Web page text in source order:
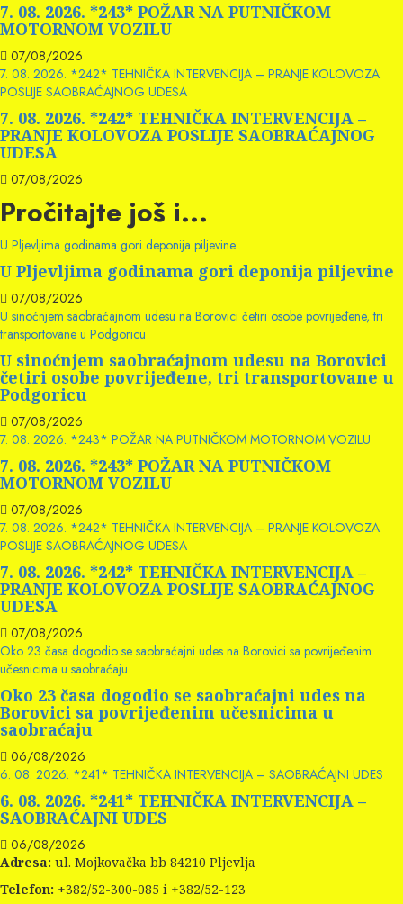
7. 08. 2026. *243* POŽAR NA PUTNIČKOM
MOTORNOM VOZILU
07/08/2026
7. 08. 2026. *242* TEHNIČKA INTERVENCIJA – PRANJE KOLOVOZA
POSLIJE SAOBRAĆAJNOG UDESA
7. 08. 2026. *242* TEHNIČKA INTERVENCIJA –
PRANJE KOLOVOZA POSLIJE SAOBRAĆAJNOG
UDESA
07/08/2026
Pročitajte još i...
U Pljevljima godinama gori deponija piljevine
U Pljevljima godinama gori deponija piljevine
07/08/2026
U sinoćnjem saobraćajnom udesu na Borovici četiri osobe povrijeđene, tri
transportovane u Podgoricu
U sinoćnjem saobraćajnom udesu na Borovici
četiri osobe povrijeđene, tri transportovane u
Podgoricu
07/08/2026
7. 08. 2026. *243* POŽAR NA PUTNIČKOM MOTORNOM VOZILU
7. 08. 2026. *243* POŽAR NA PUTNIČKOM
MOTORNOM VOZILU
07/08/2026
7. 08. 2026. *242* TEHNIČKA INTERVENCIJA – PRANJE KOLOVOZA
POSLIJE SAOBRAĆAJNOG UDESA
7. 08. 2026. *242* TEHNIČKA INTERVENCIJA –
PRANJE KOLOVOZA POSLIJE SAOBRAĆAJNOG
UDESA
07/08/2026
Oko 23 časa dogodio se saobraćajni udes na Borovici sa povrijeđenim
učesnicima u saobraćaju
Oko 23 časa dogodio se saobraćajni udes na
Borovici sa povrijeđenim učesnicima u
saobraćaju
06/08/2026
6. 08. 2026. *241* TEHNIČKA INTERVENCIJA – SAOBRAĆAJNI UDES
6. 08. 2026. *241* TEHNIČKA INTERVENCIJA –
SAOBRAĆAJNI UDES
06/08/2026
Adresa: ul. Mojkovačka bb 84210 Pljevlja
Telefon: +382/52-300-085 i +382/52-123